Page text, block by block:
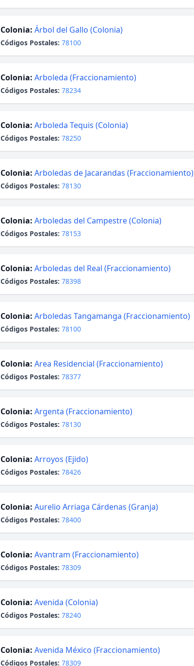
Colonia: Árbol del Gallo (Colonia)
Códigos Postales: 78100
Colonia: Arboleda (Fraccionamiento)
Códigos Postales: 78234
Colonia: Arboleda Tequis (Colonia)
Códigos Postales: 78250
Colonia: Arboledas de Jacarandas (Fraccionamiento)
Códigos Postales: 78130
Colonia: Arboledas del Campestre (Colonia)
Códigos Postales: 78153
Colonia: Arboledas del Real (Fraccionamiento)
Códigos Postales: 78398
Colonia: Arboledas Tangamanga (Fraccionamiento)
Códigos Postales: 78100
Colonia: Area Residencial (Fraccionamiento)
Códigos Postales: 78377
Colonia: Argenta (Fraccionamiento)
Códigos Postales: 78130
Colonia: Arroyos (Ejido)
Códigos Postales: 78426
Colonia: Aurelio Arriaga Cárdenas (Granja)
Códigos Postales: 78400
Colonia: Avantram (Fraccionamiento)
Códigos Postales: 78309
Colonia: Avenida (Colonia)
Códigos Postales: 78240
Colonia: Avenida México (Fraccionamiento)
Códigos Postales: 78309